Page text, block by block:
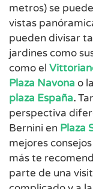
metros) se
vistas
pueden divisar
jardines como
como el
Plaza Navona o
plaza España.
perspectiva
Bernini en Plaza
mejores
más te
parte de una